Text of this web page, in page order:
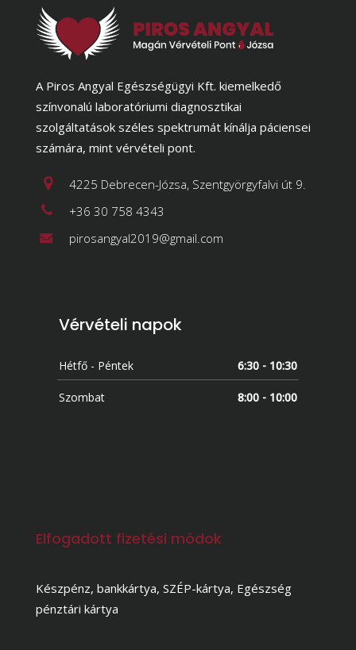
A Piros Angyal Egészségügyi Kft. kiemelkedő
színvonalú laboratóriumi diagnosztikai
szolgáltatások széles spektrumát kínálja páciensei
számára, mint vérvételi pont.
4225 Debrecen-Józsa, Szentgyörgyfalvi út 9.
+36 30 758 4343
pirosangyal2019@gmail.com
Vérvételi napok
Hétfő - Péntek 6:30 - 10:30
Szombat 8:00 - 10:00
Elfogadott fizetési módok
Készpénz, bankkártya, SZÉP-kártya, Egészség
pénztári kártya